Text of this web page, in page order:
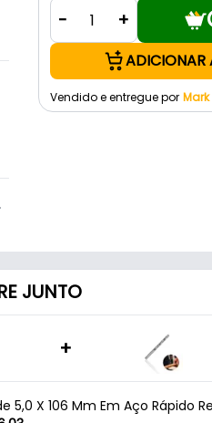
- +
ADICIONAR
Vendido e entregue por
JUNTO
+
5,0 X 106 Mm Em Aço Rápido